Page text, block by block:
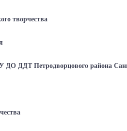
творчества
ДО ДДТ Петродворцового района